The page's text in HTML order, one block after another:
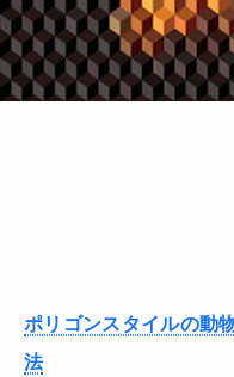
ポリゴンスタイルの動
法